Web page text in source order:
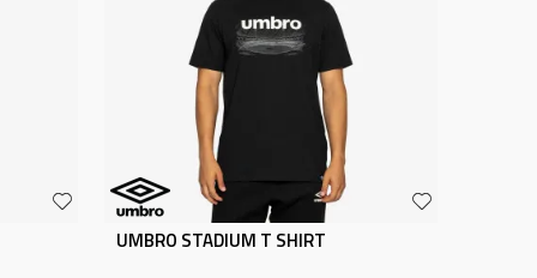
UMBRO STADIUM T SHIRT